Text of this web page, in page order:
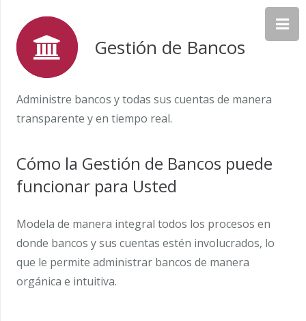
Gestión de Bancos
Administre bancos y todas sus cuentas de manera
transparente y en tiempo real.
Cómo la Gestión de Bancos puede
funcionar para Usted
Modela de manera integral todos los procesos en
donde bancos y sus cuentas estén involucrados, lo
que le permite administrar bancos de manera
orgánica e intuitiva.